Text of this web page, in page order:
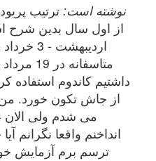
mahnazvk نوشته است: ترتیب
داشتیم کاندوم استفاده
انداخنم واقعا نگرانم
ترسم برم آزمایش